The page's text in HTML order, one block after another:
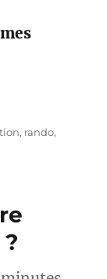
, rando,